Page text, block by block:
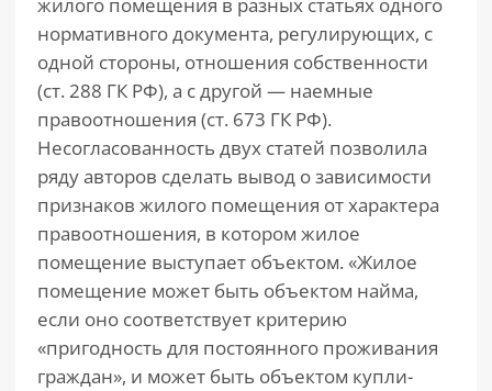
нормативного документа, регулирующих, с
одной стороны, отношения собственности
(ст. 288 ГК РФ), а с другой — наемные
правоотношения (ст. 673 ГК РФ).
Несогласованность двух статей позволила
ряду авторов сделать вывод о зависимости
признаков жилого помещения от характера
правоотношения, в котором жилое
помещение выступает объектом. «Жилое
помещение может быть объектом найма,
если оно соответствует критерию
«пригодность для постоянного проживания
граждан», и может быть объектом купли-